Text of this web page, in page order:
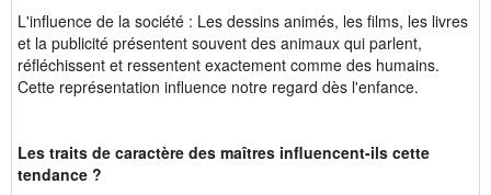
L'influence de la société : Les dessins animés, les films, les livres
et la publicité présentent souvent des animaux qui parlent,
réfléchissent et ressentent exactement comme des humains.
Cette représentation influence notre regard dès l'enfance.
Les traits de caractère des maîtres influencent-ils cette
tendance ?